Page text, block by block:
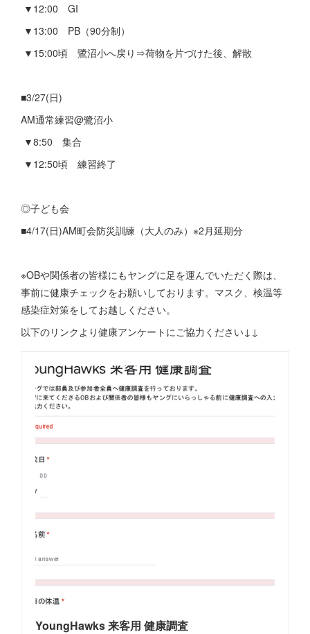
▼12:00 GI
▼13:00 PB（90分制）
▼15:00頃 鷺沼小へ戻り⇒荷物を片づけた後、解散
■3/27(日)
AM通常練習@鷺沼小
▼8:50 集合
▼12:50頃 練習終了
◎子ども会
■4/17(日)AM町会防災訓練（大人のみ）※2月延期分
※OBや関係者の皆様にもヤングに足を運んでいただく際は、
事前に健康チェックをお願いしております。マスク、検温等
感染症対策をしてお越しください。
以下のリンクより健康アンケートにご協力ください↓↓
YoungHawks 来客用 健康調査